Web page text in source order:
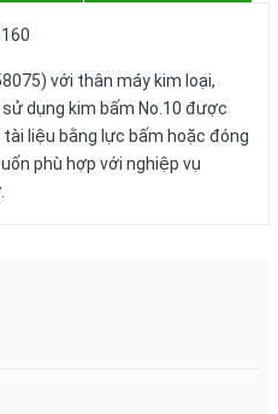
với thân máy kim loại,
dụng kim bấm No.10 được
liệu bằng lực bấm hoặc đóng
phù hợp với nghiệp vụ